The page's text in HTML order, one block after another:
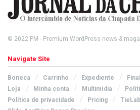
© 2022 FM - Premium WordPress news &
Navigate Site
Boneca Carrinho Expediente
Loja
Minha conta Multimídia
Política de privacidade
Pricing